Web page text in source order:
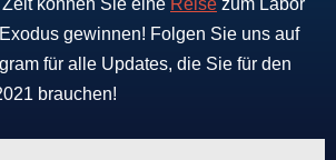
können Sie eine Reise zum Labor
gewinnen! Folgen Sie uns auf
für alle Updates, die Sie für den
brauchen!